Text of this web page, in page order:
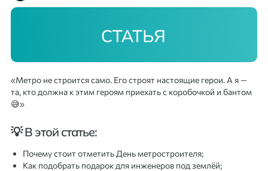
«Метро не строится само. Его строят настоящие герои. А я —
та, кто должна к этим героям приехать с коробочкой и бантом
😅»
💡 В этой статье:
Почему стоит отметить День метростроителя;
Как подобрать подарок для инженеров под землёй;